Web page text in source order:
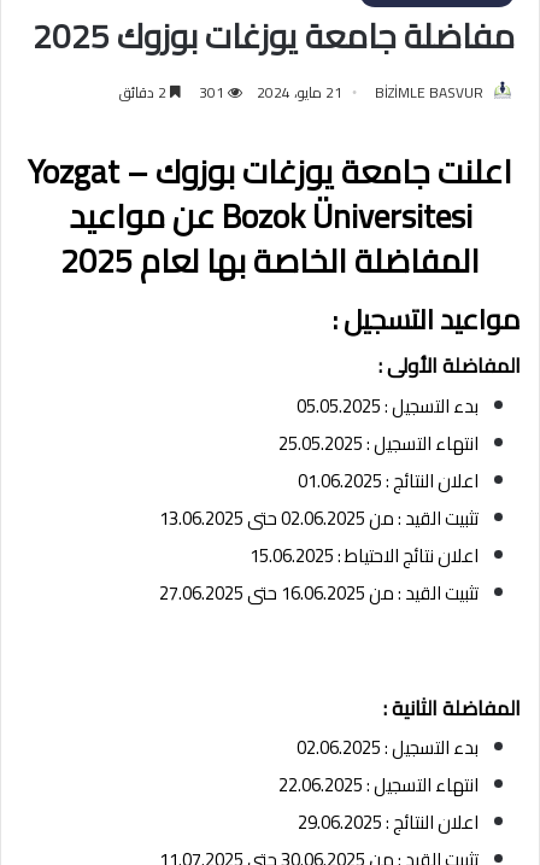
مفاضلة جامعة يوزغات بوزوك 2025
BİZİMLE BASVUR 21 مايو، 2024 301
اعلنت جامعة يوزغات بوزوك – Yozgat
Bozok Üniversitesi عن مواعيد
المفاضلة الخاصة بها لعام 2025
مواعيد التسجيل :
المفاضلة الأولى :
بدء التسجيل : 05.05.2025
انتهاء التسجيل : 25.05.2025
اعلان النتائج : 01.06.2025
تثبيت القيد : من 02.06.2025 حتى 13.06.2025
اعلان نتائج الاحتياط : 15.06.2025
تثبيت القيد : من 16.06.2025 حتى 27.06.2025
المفاضلة الثانية :
بدء التسجيل : 02.06.2025
انتهاء التسجيل : 22.06.2025
اعلان النتائج : 29.06.2025